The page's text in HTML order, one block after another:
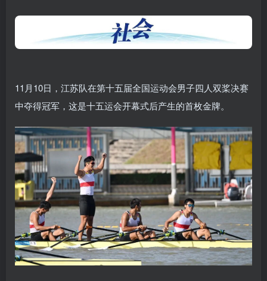
11月10日， 江苏队在第十五届全国运动会男子四人双桨决赛
中夺得冠军，这是十五运会开幕式后产生的首枚金牌。